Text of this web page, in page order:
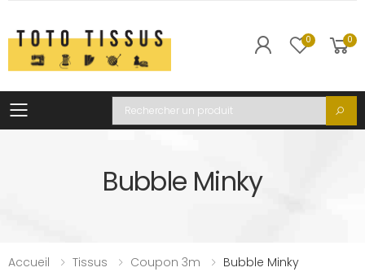
0 0
Toggle mobile menu
Recherche
Bubble Minky
Accueil Tissus Coupon 3m Bubble Minky